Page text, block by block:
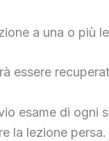
a una o più
essere
esame di ogni
la lezione persa.